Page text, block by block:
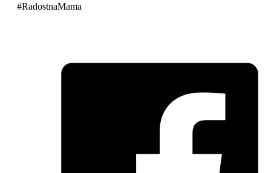
#RadostnaMama